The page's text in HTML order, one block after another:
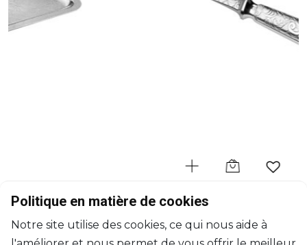
CHRISTOFLE
Ouvre-lettre
Politique en matière de cookies
Notre site utilise des cookies, ce qui nous aide à